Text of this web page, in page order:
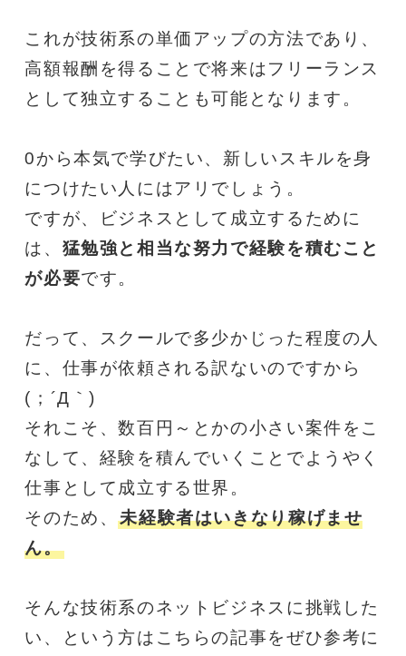
これが技術系の単価アップの方法であり、
高額報酬を得ることで将来はフリーランス
として独立することも可能となります。
0から本気で学びたい、新しいスキルを身
につけたい人にはアリでしょう。
ですが、ビジネスとして成立するために
は、 猛勉強と相当な努力で経験を積むこと
が必要です。
だって、スクールで多少かじった程度の人
に、仕事が依頼される訳ないのですから
(；´Д｀)
それこそ、数百円～とかの小さい案件をこ
なして、経験を積んでいくことでようやく
仕事として成立する世界。
そのため、未経験者はいきなり稼げませ
ん。
そんな技術系のネットビジネスに挑戦した
い、という方はこちらの記事をぜひ参考に